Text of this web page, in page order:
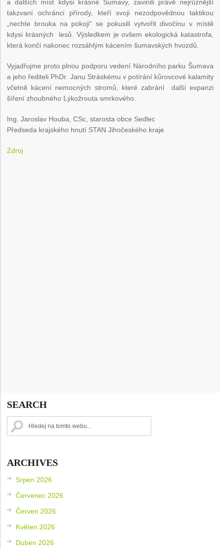
a dalších míst kdysi krásné Šumavy, zavinili právě nejrůznější
takzvaní ochránci přírody, kteří svoji nezodpovědnou taktikou
„nechte brouka na pokoji“ se pokusili vytvořit divočinu v místě
kdysi krásných lesů. Výsledkem je ovšem ekologická katastrofa,
která končí nakonec rozsáhlým kácením šumavských hvozdů.
Vyjadřujme proto plnou podporu vedení Národního parku Šumava
a jeho řediteli PhDr. Janu Stráskému v potírání kůrovcové kalamity
včetně kácení nemocných stromů, které zabrání další expanzi
šíření zhoubného Lýkožrouta smrkového.
Ing. Jaroslav Houba, CSc, starosta obce Sedlec
Předseda krajského hnutí STAN Jihočeského kraje
Zdroj
SEARCH
ARCHIVES
Srpen 2026
Červenec 2026
Červen 2026
Květen 2026
Duben 2026